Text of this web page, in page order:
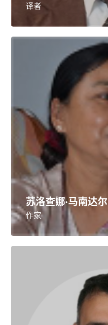
译者
苏洛查娜·马南达尔
作家